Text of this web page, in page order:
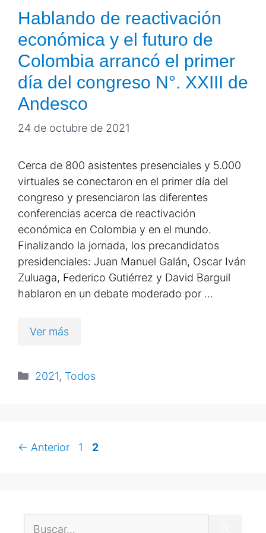
Hablando de reactivación
económica y el futuro de
Colombia arrancó el primer
día del congreso N°. XXIII de
Andesco
24 de octubre de 2021
Cerca de 800 asistentes presenciales y 5.000
virtuales se conectaron en el primer día del
congreso y presenciaron las diferentes
conferencias acerca de reactivación
económica en Colombia y en el mundo.
Finalizando la jornada, los precandidatos
presidenciales: Juan Manuel Galán, Oscar Iván
Zuluaga, Federico Gutiérrez y David Barguil
hablaron en un debate moderado por …
Ver más
2021, Todos
← Anterior 1 2